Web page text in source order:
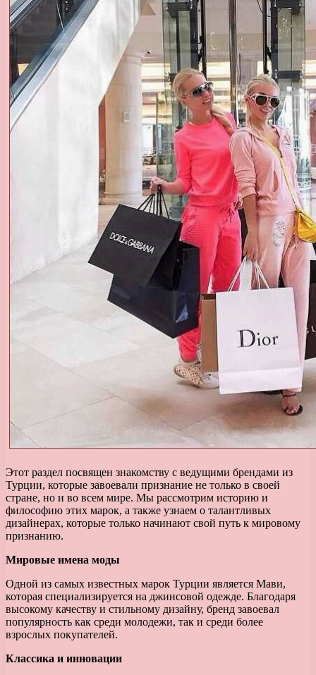
Этот раздел посвящен знакомству с ведущими брендами из
Турции, которые завоевали признание не только в своей
стране, но и во всем мире. Мы рассмотрим историю и
философию этих марок, а также узнаем о талантливых
дизайнерах, которые только начинают свой путь к мировому
признанию.
Мировые имена моды
Одной из самых известных марок Турции является Мави,
которая специализируется на джинсовой одежде. Благодаря
высокому качеству и стильному дизайну, бренд завоевал
популярность как среди молодежи, так и среди более
взрослых покупателей.
Классика и инновации